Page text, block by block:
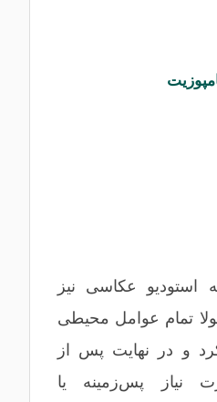
استودیو عکاسی نیز
تمام عوامل محیطی
و در نهایت پس از
نیاز پس‌زمینه یا